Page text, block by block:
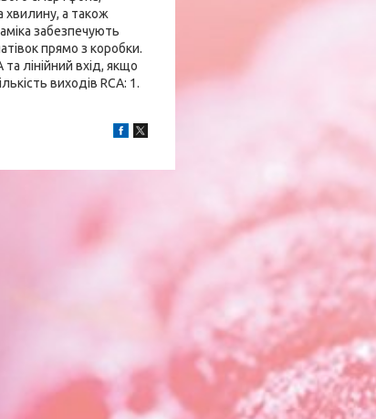
хвилину, а також
забезпечують
прямо з коробки.
лінійний вхід, якщо
виходів RCA: 1.